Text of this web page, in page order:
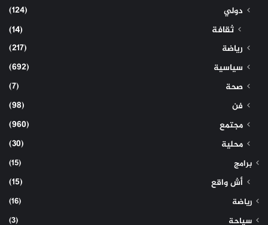
دولي
(124)
ثقافة (14)
رياضة
(217)
سياسية
(692)
صحة
(7)
فن
(98)
مجتمع
(960)
محلية
(30)
برامج (15)
أش واقع (15)
رياضة
(16)
سياحة
(3)